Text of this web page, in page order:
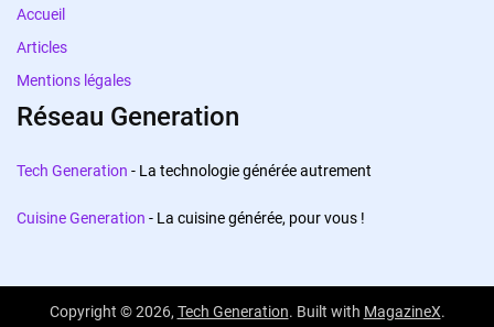
Accueil
Articles
Mentions légales
Réseau Generation
Tech Generation - La technologie générée autrement
Cuisine Generation - La cuisine générée, pour vous !
Copyright © 2026, Tech Generation. Built with MagazineX.